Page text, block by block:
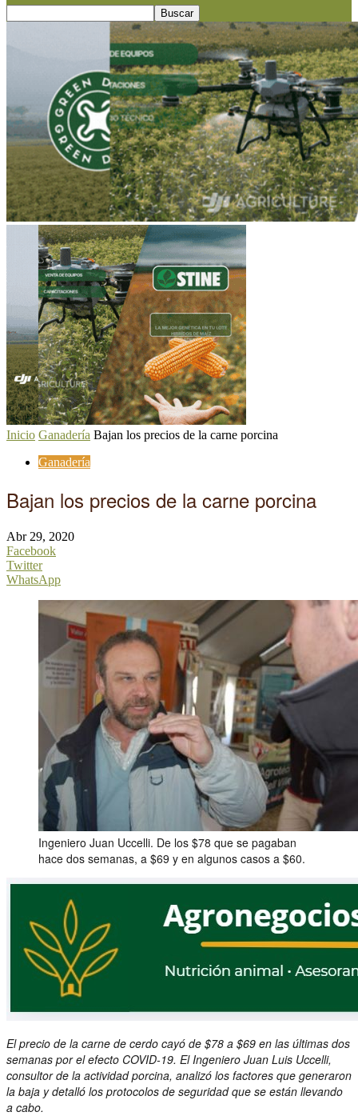
Inicio Ganadería Bajan los precios de la carne porcina
Ganadería
Bajan los precios de la carne porcina
Abr 29, 2020
Facebook
Twitter
WhatsApp
Ingeniero Juan Uccelli. De los $78 que se pagaban
hace dos semanas, a $69 y en algunos casos a $60.
El precio de la carne de cerdo cayó de $78 a $69 en las últimas dos
semanas por el efecto COVID-19. El Ingeniero Juan Luis Uccelli,
consultor de la actividad porcina, analizó los factores que generaron
la baja y detalló los protocolos de seguridad que se están llevando
a cabo.